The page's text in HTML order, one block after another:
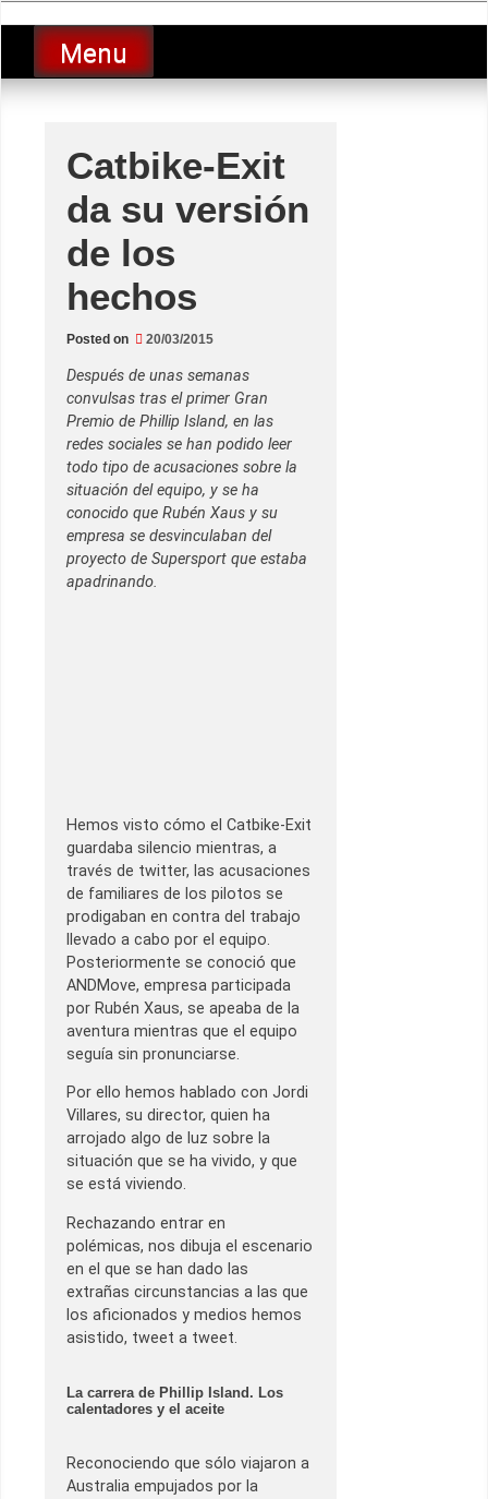
to
contentLucio Lopez GP
luciolopezgp
Menu
Catbike-Exit
da su versión
de los
hechos
Posted on 20/03/2015
Después de unas semanas
convulsas tras el primer Gran
Premio de Phillip Island, en las
redes sociales se han podido leer
todo tipo de acusaciones sobre la
situación del equipo, y se ha
conocido que Rubén Xaus y su
empresa se desvinculaban del
proyecto de Supersport que estaba
apadrinando.
Hemos visto cómo el Catbike-Exit
guardaba silencio mientras, a
través de twitter, las acusaciones
de familiares de los pilotos se
prodigaban en contra del trabajo
llevado a cabo por el equipo.
Posteriormente se conoció que
ANDMove, empresa participada
por Rubén Xaus, se apeaba de la
aventura mientras que el equipo
seguía sin pronunciarse.
Por ello hemos hablado con Jordi
Villares, su director, quien ha
arrojado algo de luz sobre la
situación que se ha vivido, y que
se está viviendo.
Rechazando entrar en
polémicas, nos dibuja el escenario
en el que se han dado las
extrañas circunstancias a las que
los aficionados y medios hemos
asistido, tweet a tweet.
La carrera de Phillip Island. Los
calentadores y el aceite
Reconociendo que sólo viajaron a
Australia empujados por la